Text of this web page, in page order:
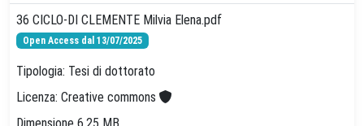
36 CICLO-DI CLEMENTE Milvia Elena.pdf
Open Access dal 13/07/2025
Tipologia: Tesi di dottorato
Licenza: Creative commons